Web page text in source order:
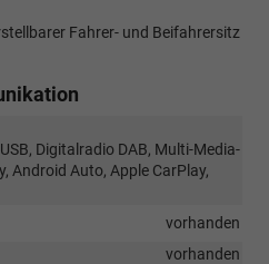
Fahrer- und Beifahrersitz
Digitalradio DAB, Multi-Media-
Android Auto, Apple CarPlay,
vorhanden
vorhanden